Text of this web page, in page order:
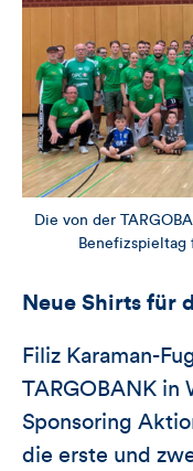
Die von der
Benefizspieltag
Neue Shirts für
Filiz Karaman-
TARGOBANK in
Sponsoring
die erste und